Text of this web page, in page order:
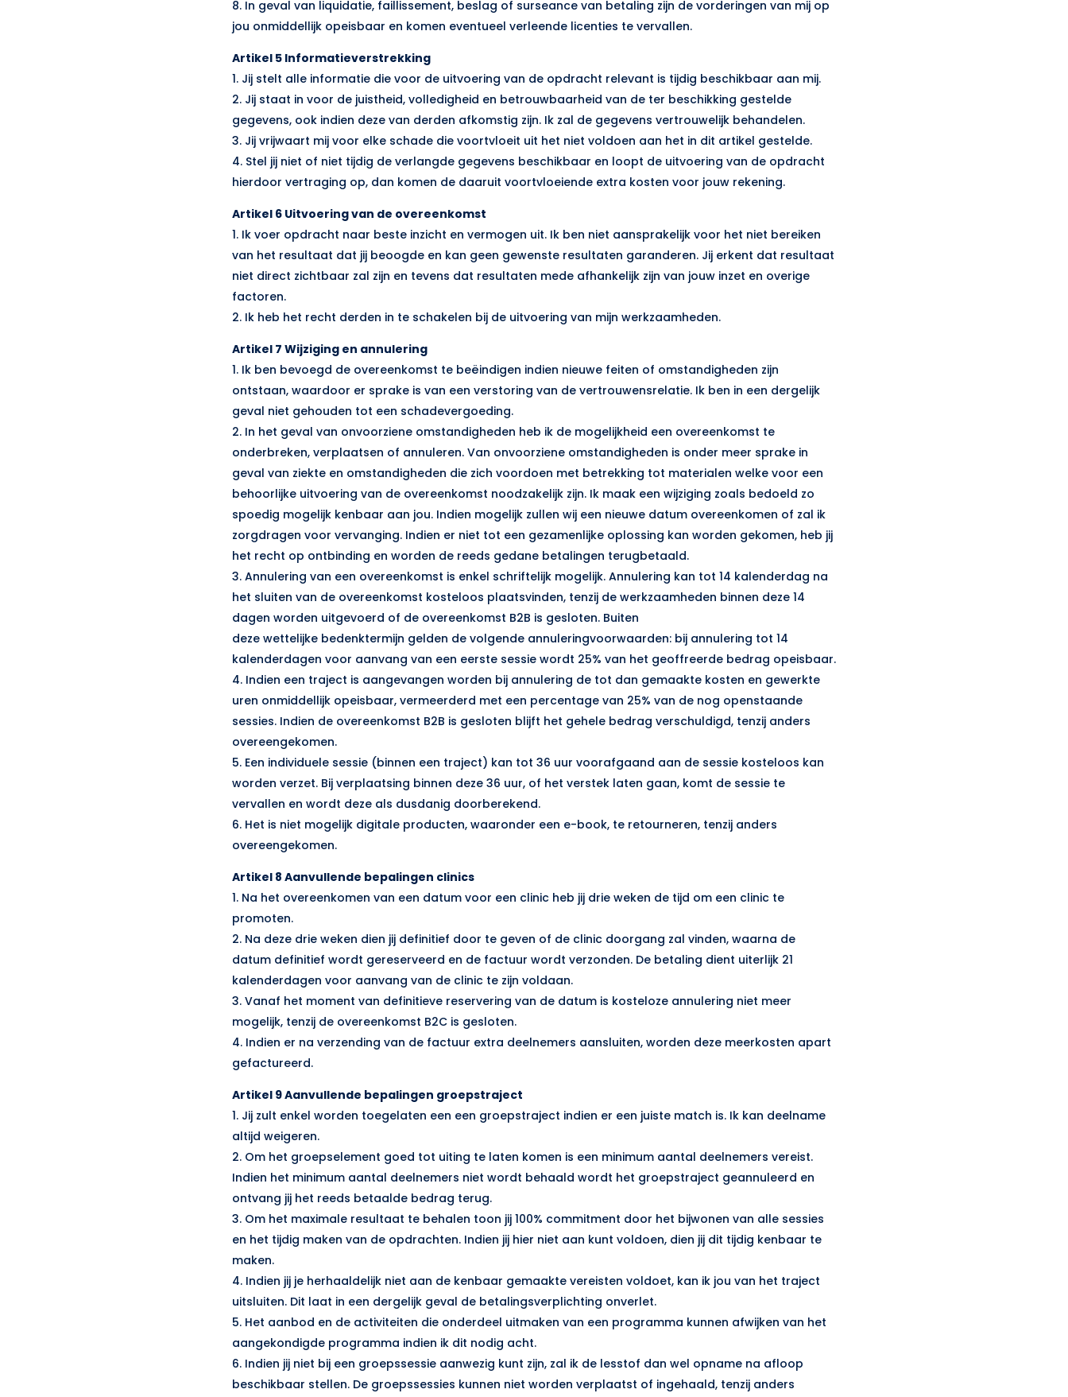
8. In geval van liquidatie, faillissement, beslag of surseance van betaling zijn de vorderingen van mij op
jou onmiddellijk opeisbaar en komen eventueel verleende licenties te vervallen.
Artikel 5 Informatieverstrekking
1. Jij stelt alle informatie die voor de uitvoering van de opdracht relevant is tijdig beschikbaar aan mij.
2. Jij staat in voor de juistheid, volledigheid en betrouwbaarheid van de ter beschikking gestelde
gegevens, ook indien deze van derden afkomstig zijn. Ik zal de gegevens vertrouwelijk behandelen.
3. Jij vrijwaart mij voor elke schade die voortvloeit uit het niet voldoen aan het in dit artikel gestelde.
4. Stel jij niet of niet tijdig de verlangde gegevens beschikbaar en loopt de uitvoering van de opdracht
hierdoor vertraging op, dan komen de daaruit voortvloeiende extra kosten voor jouw rekening.
Artikel 6 Uitvoering van de overeenkomst
1. Ik voer opdracht naar beste inzicht en vermogen uit. Ik ben niet aansprakelijk voor het niet bereiken
van het resultaat dat jij beoogde en kan geen gewenste resultaten garanderen. Jij erkent dat resultaat
niet direct zichtbaar zal zijn en tevens dat resultaten mede afhankelijk zijn van jouw inzet en overige
factoren.
2. Ik heb het recht derden in te schakelen bij de uitvoering van mijn werkzaamheden.
Artikel 7 Wijziging en annulering
1. Ik ben bevoegd de overeenkomst te beëindigen indien nieuwe feiten of omstandigheden zijn
ontstaan, waardoor er sprake is van een verstoring van de vertrouwensrelatie. Ik ben in een dergelijk
geval niet gehouden tot een schadevergoeding.
2. In het geval van onvoorziene omstandigheden heb ik de mogelijkheid een overeenkomst te
onderbreken, verplaatsen of annuleren. Van onvoorziene omstandigheden is onder meer sprake in
geval van ziekte en omstandigheden die zich voordoen met betrekking tot materialen welke voor een
behoorlijke uitvoering van de overeenkomst noodzakelijk zijn. Ik maak een wijziging zoals bedoeld zo
spoedig mogelijk kenbaar aan jou. Indien mogelijk zullen wij een nieuwe datum overeenkomen of zal ik
zorgdragen voor vervanging. Indien er niet tot een gezamenlijke oplossing kan worden gekomen, heb jij
het recht op ontbinding en worden de reeds gedane betalingen terugbetaald.
3. Annulering van een overeenkomst is enkel schriftelijk mogelijk. Annulering kan tot 14 kalenderdag na
het sluiten van de overeenkomst kosteloos plaatsvinden, tenzij de werkzaamheden binnen deze 14
dagen worden uitgevoerd of de overeenkomst B2B is gesloten. Buiten
deze wettelijke bedenktermijn gelden de volgende annuleringvoorwaarden: bij annulering tot 14
kalenderdagen voor aanvang van een eerste sessie wordt 25% van het geoffreerde bedrag opeisbaar.
4. Indien een traject is aangevangen worden bij annulering de tot dan gemaakte kosten en gewerkte
uren onmiddellijk opeisbaar, vermeerderd met een percentage van 25% van de nog openstaande
sessies. Indien de overeenkomst B2B is gesloten blijft het gehele bedrag verschuldigd, tenzij anders
overeengekomen.
5. Een individuele sessie (binnen een traject) kan tot 36 uur voorafgaand aan de sessie kosteloos kan
worden verzet. Bij verplaatsing binnen deze 36 uur, of het verstek laten gaan, komt de sessie te
vervallen en wordt deze als dusdanig doorberekend.
6. Het is niet mogelijk digitale producten, waaronder een e-book, te retourneren, tenzij anders
overeengekomen.
Artikel 8 Aanvullende bepalingen clinics
1. Na het overeenkomen van een datum voor een clinic heb jij drie weken de tijd om een clinic te
promoten.
2. Na deze drie weken dien jij definitief door te geven of de clinic doorgang zal vinden, waarna de
datum definitief wordt gereserveerd en de factuur wordt verzonden. De betaling dient uiterlijk 21
kalenderdagen voor aanvang van de clinic te zijn voldaan.
3. Vanaf het moment van definitieve reservering van de datum is kosteloze annulering niet meer
mogelijk, tenzij de overeenkomst B2C is gesloten.
4. Indien er na verzending van de factuur extra deelnemers aansluiten, worden deze meerkosten apart
gefactureerd.
Artikel 9 Aanvullende bepalingen groepstraject
1. Jij zult enkel worden toegelaten een een groepstraject indien er een juiste match is. Ik kan deelname
altijd weigeren.
2. Om het groepselement goed tot uiting te laten komen is een minimum aantal deelnemers vereist.
Indien het minimum aantal deelnemers niet wordt behaald wordt het groepstraject geannuleerd en
ontvang jij het reeds betaalde bedrag terug.
3. Om het maximale resultaat te behalen toon jij 100% commitment door het bijwonen van alle sessies
en het tijdig maken van de opdrachten. Indien jij hier niet aan kunt voldoen, dien jij dit tijdig kenbaar te
maken.
4. Indien jij je herhaaldelijk niet aan de kenbaar gemaakte vereisten voldoet, kan ik jou van het traject
uitsluiten. Dit laat in een dergelijk geval de betalingsverplichting onverlet.
5. Het aanbod en de activiteiten die onderdeel uitmaken van een programma kunnen afwijken van het
aangekondigde programma indien ik dit nodig acht.
6. Indien jij niet bij een groepssessie aanwezig kunt zijn, zal ik de lesstof dan wel opname na afloop
beschikbaar stellen. De groepssessies kunnen niet worden verplaatst of ingehaald, tenzij anders